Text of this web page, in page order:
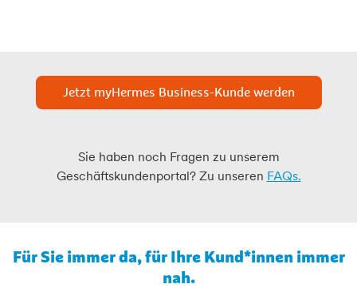
Jetzt myHermes Business-Kunde werden
Sie haben noch Fragen zu unserem
Geschäftskundenportal? Zu unseren FAQs.
Für Sie immer da, für Ihre Kund*innen immer
nah.